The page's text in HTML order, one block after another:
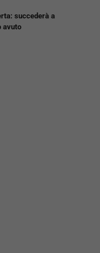
succederà a
avuto